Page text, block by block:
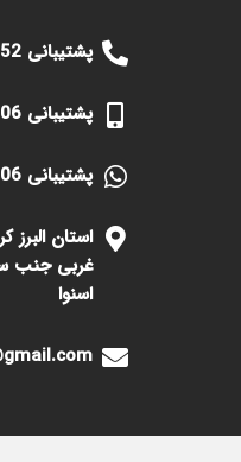
پشتیبانی 09124375652
پشتیبانی 09101531006
پشتیبانی 09101531006
غربی جنب
اسنوا